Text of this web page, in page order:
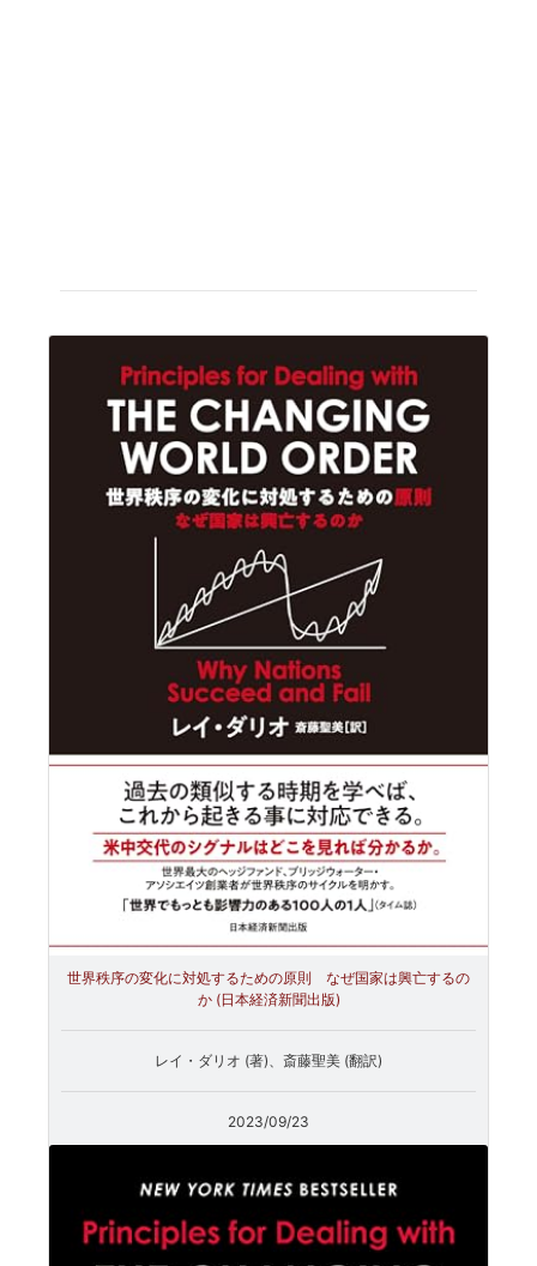
世界秩序の変化に対処するための原則 なぜ国家は興亡するの
か (日本経済新聞出版)
レイ・ダリオ (著)、斎藤聖美 (翻訳)
2023/09/23